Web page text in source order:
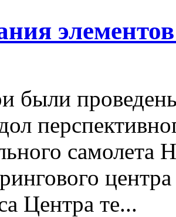
были
самолета
центра
Центра те...